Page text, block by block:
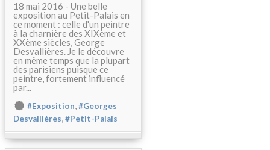
18 mai 2016 - Une belle
exposition au Petit-Palais en
ce moment : celle d'un peintre
à la charnière des XIXème et
XXème siècles, George
Desvallières. Je le découvre
en même temps que la plupart
des parisiens puisque ce
peintre, fortement influencé
par...
#Exposition,#Georges
Desvallières,#Petit-Palais